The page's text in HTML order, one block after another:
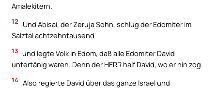
Amalekitern.
12
Und Abisai, der Zeruja Sohn, schlug der Edomiter im
Salztal achtzehntausend
13 und legte Volk in Edom, daß alle Edomiter David
untertänig waren. Denn der HERR half David, wo er hin zog.
14 Also regierte David über das ganze Israel und